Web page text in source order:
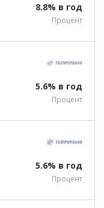
8.8% в год
Процент
5.6% в год
Процент
5.6% в год
Процент